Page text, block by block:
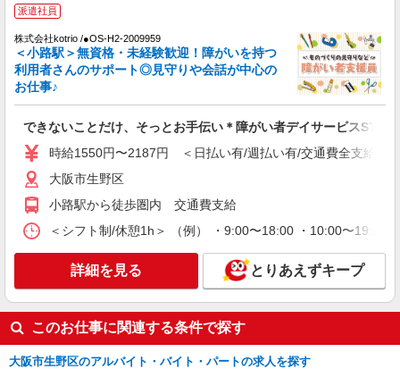
派遣社員
株式会社kotrio /●OS-H2-2009959
＜小路駅＞無資格・未経験歓迎！障がいを持つ
利用者さんのサポート◎見守りや会話が中心の
お仕事♪
できないことだけ、そっとお手伝い＊障がい者デイサービスSTAFF
時給1550円〜2187円 ＜日払い有/週払い有/交通費全支給(ガ
大阪市生野区
小路駅から徒歩圏内 交通費支給
＜シフト制/休憩1h＞ （例） ・9:00〜18:00 ・10:00〜19:00
詳細を見る とりあえずキープ
このお仕事に関連する条件で探す
大阪市生野区のアルバイト・バイト・パートの求人を探す